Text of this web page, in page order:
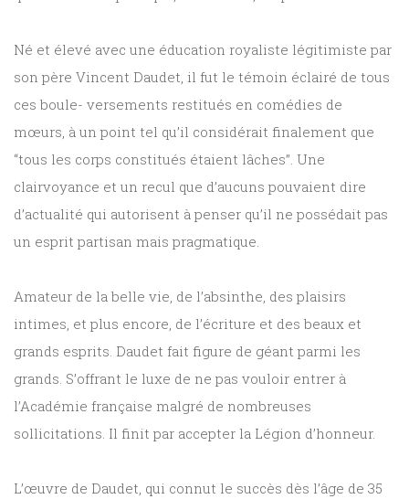
Né et élevé avec une éducation royaliste légitimiste par
son père Vincent Daudet, il fut le témoin éclairé de tous
ces boule- versements restitués en comédies de
mœurs, à un point tel qu’il considérait finalement que
“tous les corps constitués étaient lâches”. Une
clairvoyance et un recul que d’aucuns pouvaient dire
d’actualité qui autorisent à penser qu’il ne possédait pas
un esprit partisan mais pragmatique.
Amateur de la belle vie, de l’absinthe, des plaisirs
intimes, et plus encore, de l’écriture et des beaux et
grands esprits. Daudet fait figure de géant parmi les
grands. S’offrant le luxe de ne pas vouloir entrer à
l’Académie française malgré de nombreuses
sollicitations. Il finit par accepter la Légion d’honneur.
L’œuvre de Daudet, qui connut le succès dès l’âge de 35